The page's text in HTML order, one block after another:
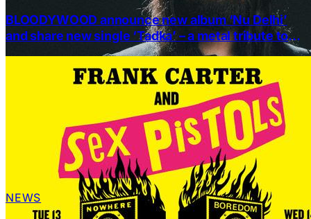
BLOODYWOOD announce new album ‘Nu Delhi’
and share new single ‘Tadka’ – a metal tribute to
NEWS